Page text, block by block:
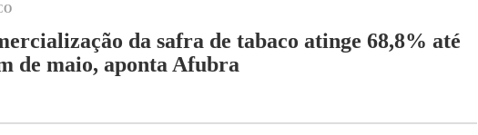
da safra de tabaco atinge 68,8% até
de maio, aponta Afubra